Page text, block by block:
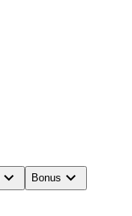
expand_more Bonus expand_more